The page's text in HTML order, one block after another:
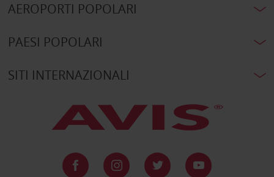
AEROPORTI POPOLARI
PAESI POPOLARI
SITI INTERNAZIONALI